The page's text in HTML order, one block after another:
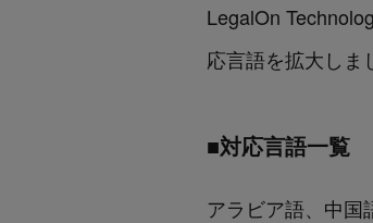
LegalOn
応言語を拡大しま
■対応言語一覧
アラビア語、中